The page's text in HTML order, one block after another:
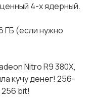
4-х ядерный.
ГБ (если нужно
Nitro R9 380X,
кучу денег! 256-
bit!